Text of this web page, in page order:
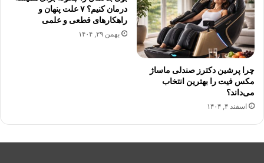
چرا پرشین دکترز صندلی ماساژ
مکس فیت را بهترین انتخاب
می‌داند؟
اسفند ۴, ۱۴۰۴
درمان کنیم؟ ۷ علت پنهان و
راهکارهای قطعی و علمی
بهمن ۲۹, ۱۴۰۴